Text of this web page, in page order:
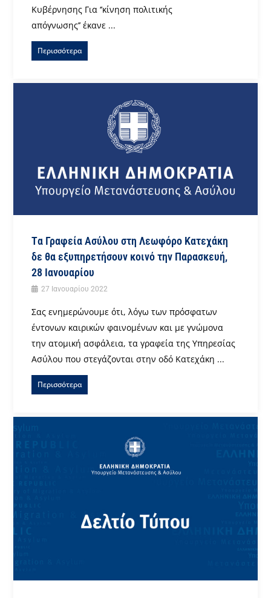
Κυβέρνησης Για ‘’κίνηση πολιτικής
απόγνωσης’’ έκανε ...
Περισσότερα
Tα Γραφεία Ασύλου στη Λεωφόρο Κατεχάκη
δε θα εξυπηρετήσουν κοινό την Παρασκευή,
28 Ιανουαρίου
27 Ιανουαρίου 2022
Σας ενημερώνουμε ότι, λόγω των πρόσφατων
έντονων καιρικών φαινομένων και με γνώμονα
την ατομική ασφάλεια, τα γραφεία της Υπηρεσίας
Ασύλου που στεγάζονται στην οδό Κατεχάκη ...
Περισσότερα